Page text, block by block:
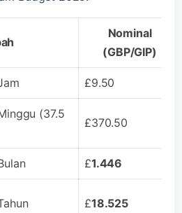
Nominal
(GBP/GIP)
£9.50
(37.5
£370.50
£1.446
£18.525